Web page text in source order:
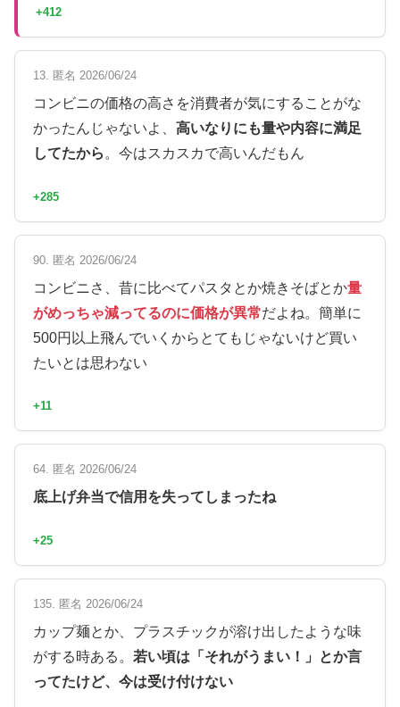
+412
13. 匿名 2026/06/24
コンビニの価格の高さを消費者が気にすることがな
かったんじゃないよ、 高いなりにも量や内容に満足
してたから 。今はスカスカで高いんだもん
+285
90. 匿名 2026/06/24
コンビニさ、昔に比べてパスタとか焼きそばとか量
がめっちゃ減ってるのに価格が異常だよね。簡単に
500円以上飛んでいくからとてもじゃないけど買い
たいとは思わない
+11
64. 匿名 2026/06/24
底上げ弁当で信用を失ってしまったね
+25
135. 匿名 2026/06/24
カップ麺とか、プラスチックが溶け出したような味
がする時ある。 若い頃は「それがうまい！」とか言
ってたけど、今は受け付けない